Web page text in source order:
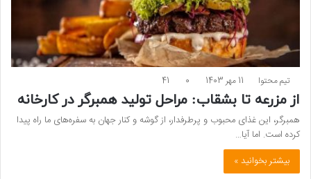
تیم محتوا 11 مهر 1403 0
41
از مزرعه تا بشقاب: مراحل تولید همبرگر در کارخانه
همبرگر، این غذای محبوب و پرطرفدار، از گوشه و کنار جهان به سفره‌های ما راه پیدا
کرده است. اما آیا…
بیشتر بخوانید »